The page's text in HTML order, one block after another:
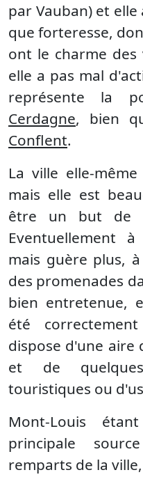
par Vauban) et
que forteresse,
ont le charme des
elle a pas mal
représente la
Cerdagne, bien
Conflent.
La ville elle-
mais elle est
être un but de
Eventuellement
mais guère plus,
des promenades
bien entretenue,
été
dispose d'une aire
et de
touristiques ou
Mont-Louis
principale
remparts de la